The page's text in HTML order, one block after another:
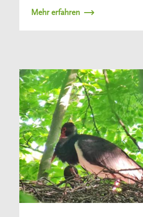
Mehr erfahren